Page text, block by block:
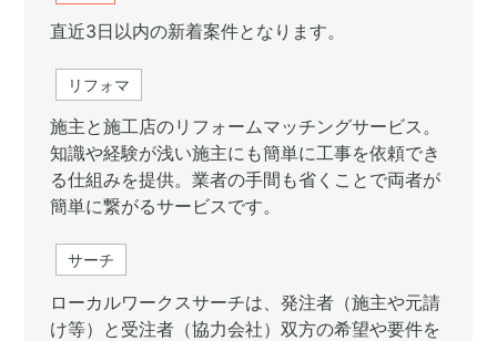
直近3日以内の新着案件となります。
リフォマ
施主と施工店のリフォームマッチングサービス。
知識や経験が浅い施主にも簡単に工事を依頼でき
る仕組みを提供。業者の手間も省くことで両者が
簡単に繋がるサービスです。
サーチ
ローカルワークスサーチは、発注者（施主や元請
け等）と受注者（協力会社）双方の希望や要件を